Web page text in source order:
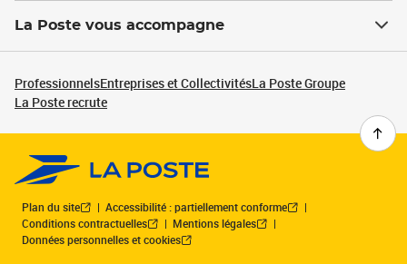
La Poste vous accompagne
ProfessionnelsEntreprises et CollectivitésLa Poste Groupe
La Poste recrute
Plan du site
Accessibilité : partiellement conforme
Conditions contractuelles
Mentions légales
Données personnelles et cookies